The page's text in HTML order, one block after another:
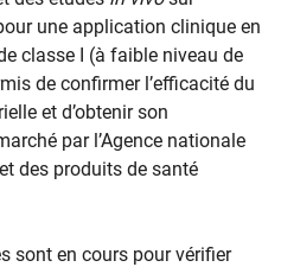
une application clinique en
classe I (à faible niveau de
de confirmer l’efficacité du
et d’obtenir son
par l’Agence nationale
des produits de santé
sont en cours pour vérifier